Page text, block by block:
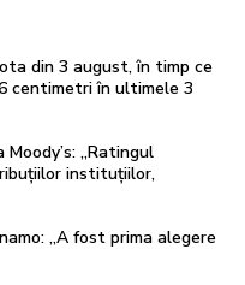
din 3 august, în timp ce
centimetri în ultimele 3
„Ratingul
instituțiilor,
„A fost prima alegere